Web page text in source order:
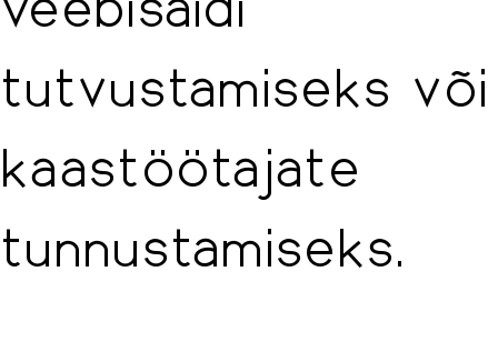
tutvustamiseks või
kaastöötajate
tunnustamiseks.